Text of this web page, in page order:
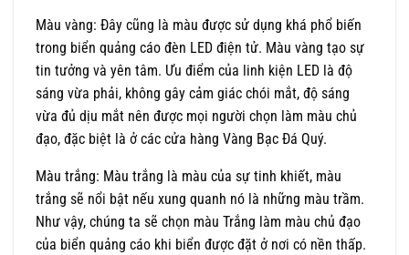
Màu vàng: Đây cũng là màu được sử dụng khá phổ biến
trong biển quảng cáo đèn LED điện tử. Màu vàng tạo sự
tin tưởng và yên tâm. Ưu điểm của linh kiện LED là độ
sáng vừa phải, không gây cảm giác chói mắt, độ sáng
vừa đủ dịu mắt nên được mọi người chọn làm màu chủ
đạo, đặc biệt là ở các cửa hàng Vàng Bạc Đá Quý.
Màu trắng: Màu trắng là màu của sự tinh khiết, màu
trắng sẽ nổi bật nếu xung quanh nó là những màu trầm.
Như vậy, chúng ta sẽ chọn màu Trắng làm màu chủ đạo
của biển quảng cáo khi biển được đặt ở nơi có nền thấp.